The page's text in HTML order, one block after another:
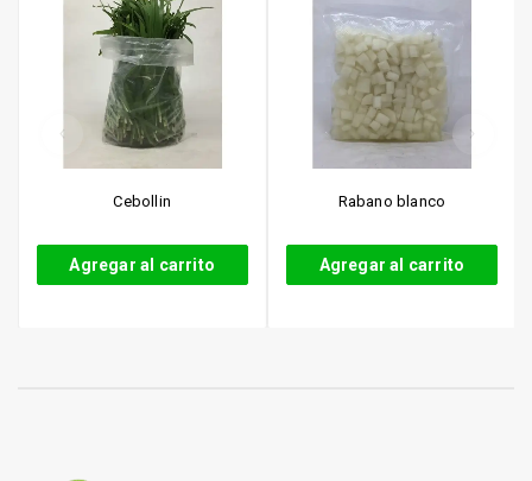
Cebollin
Agregar al carrito
Rabano blanco
Agregar al carrito